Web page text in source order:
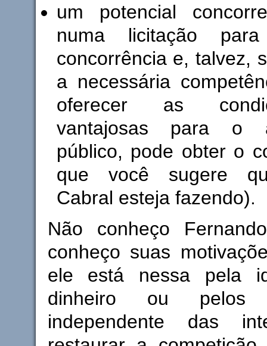
um potencial
numa licitação
concorrência e, talvez,
a necessária
oferecer as
vantajosas para o
público, pode obter o
que você sugere
Cabral esteja fazendo).
Não conheço
conheço suas
ele está nessa pela
dinheiro ou pelos
independente das